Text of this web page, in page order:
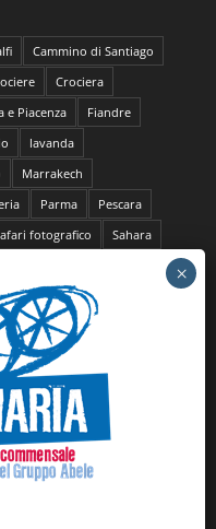
Cammino di Santiago
Crociera
e Piacenza
Fiandre
lavanda
Marrakech
Parma
Pescara
fotografico
Sahara
a Ischia
Stoccolma
viaggi